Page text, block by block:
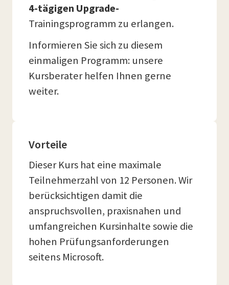
4-tägigen Upgrade-
Trainingsprogramm zu erlangen.
Informieren Sie sich zu diesem
einmaligen Programm: unsere
Kursberater helfen Ihnen gerne
weiter.
Vorteile
Dieser Kurs hat eine maximale
Teilnehmerzahl von 12 Personen. Wir
berücksichtigen damit die
anspruchsvollen, praxisnahen und
umfangreichen Kursinhalte sowie die
hohen Prüfungsanforderungen
seitens Microsoft.